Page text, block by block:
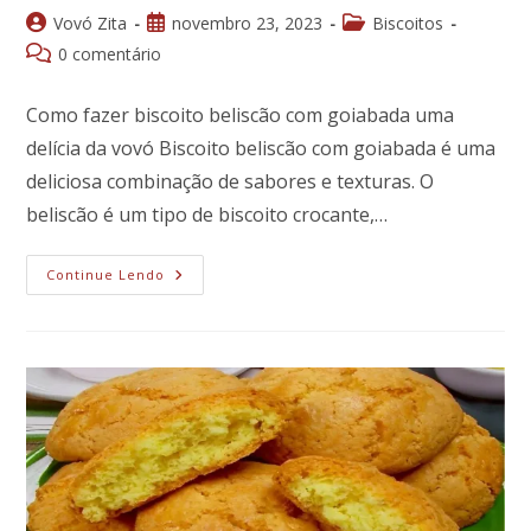
Autor
do
Vovó Zita
Post
publicado:
novembro 23, 2023
Categoria
Biscoitos
Comentários
post:
0 comentário
Como fazer biscoito beliscão com goiabada uma
delícia da vovó Biscoito beliscão com goiabada é uma
deliciosa combinação de sabores e texturas. O
beliscão é um tipo de biscoito crocante,…
Continue Lendo Biscoito
Beliscão